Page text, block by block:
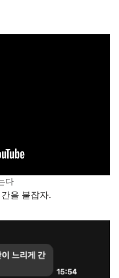
다
을 붙잡자.